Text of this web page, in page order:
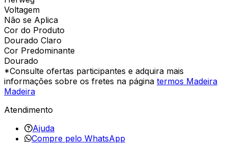
Voltagem
Não se Aplica
Cor do Produto
Dourado Claro
Cor Predominante
Dourado
*Consulte ofertas participantes e adquira mais
informações sobre os fretes na página termos Madeira
Madeira
Atendimento
Ajuda
Compre pelo WhatsApp